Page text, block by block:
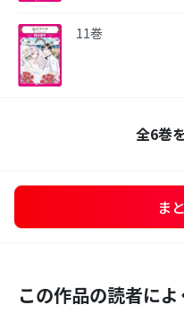
11巻
全6巻
ま
この作品の読者に